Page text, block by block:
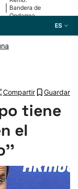
Bandera de
Ondarroa
ES
Compartir Guardar
tiene
el